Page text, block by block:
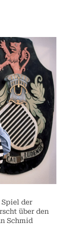
der
über den
Schmid